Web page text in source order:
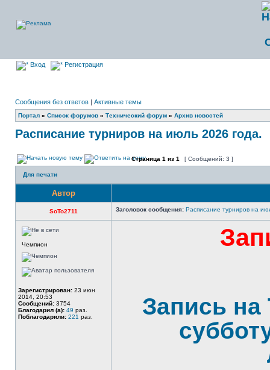
Вход Регистрация
Сообщения без ответов | Активные темы
Портал » Список форумов » Технический форум » Архив новостей
Расписание турниров на июль 2026 года.
Страница 1 из 1 [ Сообщений: 3 ]
Для печати
Автор
SoTo2711 Заголовок сообщения: Расписание турниров на
Чемпион
Зарегистрирован: 23 июн
2014, 20:53
Сообщений: 3754
Благодарил (а): 49 раз.
Поблагодарили: 221 раз.
Запись